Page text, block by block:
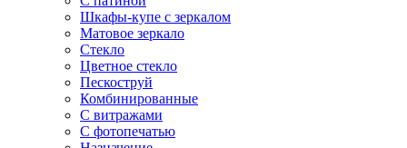
Шкафы-купе с зеркалом
Матовое зеркало
Стекло
Цветное стекло
Пескоструй
Комбинированные
С витражами
С фотопечатью